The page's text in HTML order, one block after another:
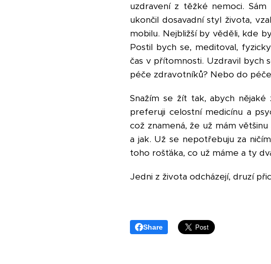
uzdravení z těžké nemoci.
ukončil dosavadní styl života,
mobilu. Nejbližší by věděli, kde
Postil bych se, meditoval,
čas v přítomnosti. Uzdravil bych
péče zdravotníků? Nebo do
Snažím se žít tak, abych
preferuji celostní medicínu a
což znamená, že už mám
a jak. Už se nepotřebuju za
toho rošťáka, co už máme a ty
Jedni z života odcházejí, druzí
Share